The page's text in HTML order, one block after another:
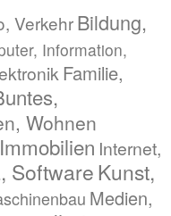
VerkehrBildung,
Information,
Familie,
Wohnen
Immobilien Internet,
SoftwareKunst,
Medien,